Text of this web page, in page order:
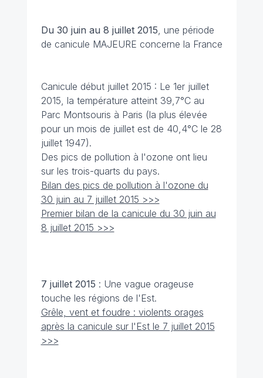
Du 30 juin au 8 juillet 2015, une période
de canicule MAJEURE concerne la France
Canicule début juillet 2015 : Le 1er juillet
2015, la température atteint 39,7°C au
Parc Montsouris à Paris (la plus élevée
pour un mois de juillet est de 40,4°C le 28
juillet 1947).
Des pics de pollution à l'ozone ont lieu
sur les trois-quarts du pays.
Bilan des pics de pollution à l'ozone du
30 juin au 7 juillet 2015 >>>
Premier bilan de la canicule du 30 juin au
8 juillet 2015 >>>
7 juillet 2015 : Une vague orageuse
touche les régions de l'Est.
Grêle, vent et foudre : violents orages
après la canicule sur l'Est le 7 juillet 2015
>>>